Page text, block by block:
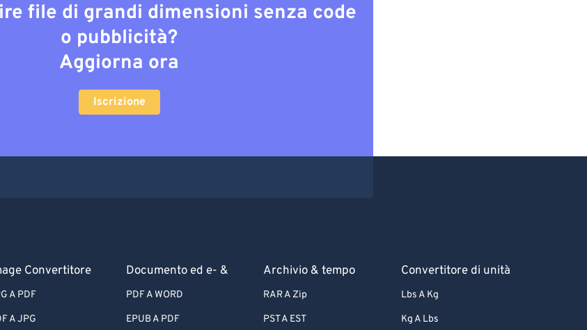
file di grandi dimensioni senza code
o pubblicità?
Aggiorna ora
Iscrizione
Convertitore
A PDF
A JPG
Documento ed e- &
PDF A WORD
EPUB A PDF
Archivio & tempo
RAR A Zip
PST A EST
Convertitore di unità
Lbs A Kg
Kg A Lbs